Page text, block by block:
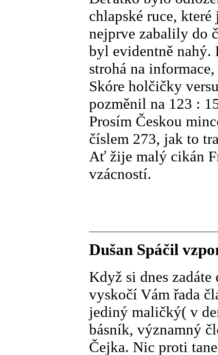
chlapské ruce,
nejprve zabalily do
byl evidentně nahý.
strohá na
Skóre holčičky
pozměnil na 123 :
Prosím Českou
číslem 273, jak to
Ať žije malý cikán
vzácností.
Dušan Spáčil
Když si dnes
vyskočí Vám řada
jediný maličký( v
básník, významný
Čejka. Nic proti